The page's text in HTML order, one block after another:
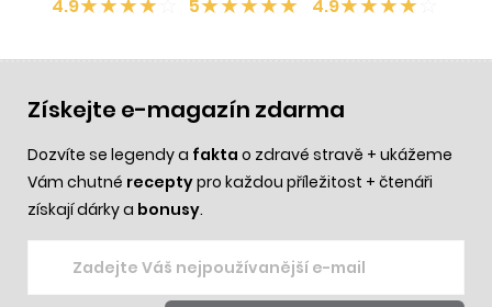
4.9 5 4.9
Získejte e-magazín zdarma
Dozvíte se legendy a fakta o zdravé stravě + ukážeme
Vám chutné receptypro každou příležitost + čtenáři
získají dárky a bonusy.